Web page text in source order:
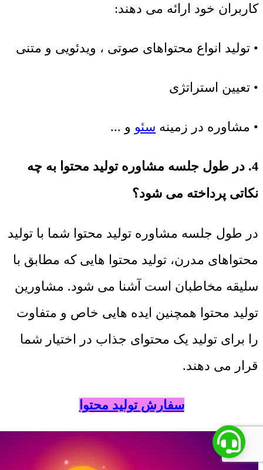
کاربران خود ارائه می دهند:
• تولید انواع محتواهای صوتی ، ویدئویی و متنی
• تعیین استراتژی
• مشاوره در زمینه سئو و ...
4. در طول جلسه مشاوره تولید محتوا به چه
نکاتی پرداخته می شود؟
در طول جلسه مشاوره تولید محتوا شما با تولید
محتواهای مدرن، تولید محتوا هایی که مطابق با
سلیقه مخاطبان است آشنا می شود. مشاورین
تولید محتوا همچنین ایده هایی خاص و متفاوت
را برای تولید یک محتوای جذاب در اختیار شما
قرار می دهند.
سفارش تولید محتوا